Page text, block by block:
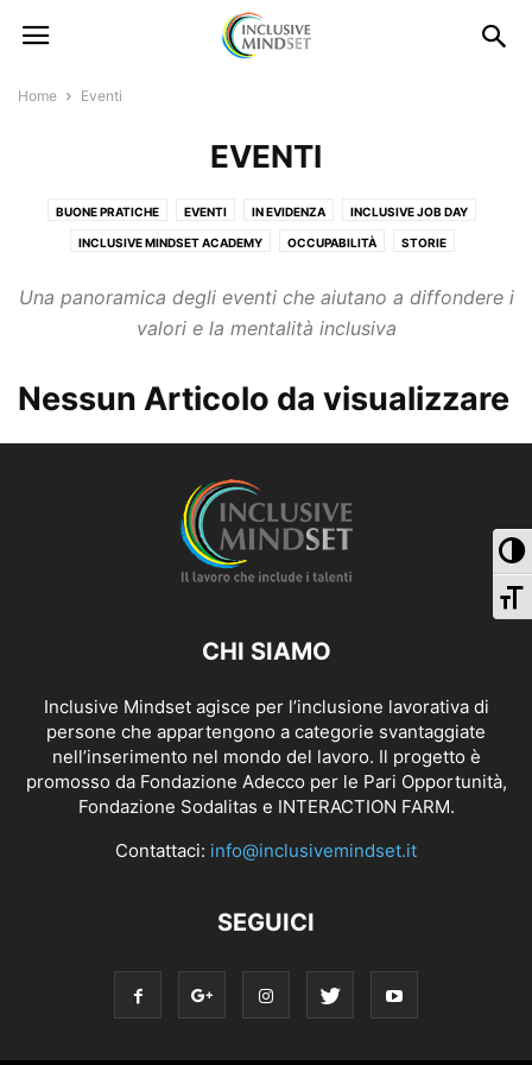
Home Eventi
EVENTI
BUONE PRATICHE EVENTI IN EVIDENZA INCLUSIVE JOB DAY
INCLUSIVE MINDSET ACADEMY OCCUPABILITÀ STORIE
Una panoramica degli eventi che aiutano a diffondere i
valori e la mentalità inclusiva
Nessun Articolo da visualizzare
CHI SIAMO
Inclusive Mindset agisce per l’inclusione lavorativa di
persone che appartengono a categorie svantaggiate
nell’inserimento nel mondo del lavoro. Il progetto è
promosso da Fondazione Adecco per le Pari Opportunità,
Fondazione Sodalitas e INTERACTION FARM.
Contattaci: info@inclusivemindset.it
SEGUICI